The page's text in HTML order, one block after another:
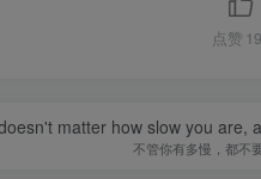
点赞
matter how slow you are,
不管你有多慢，都不